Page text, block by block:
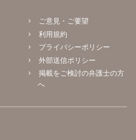
ご意見・ご要望
利用規約
プライバシーポリシー
外部送信ポリシー
掲載をご検討の弁護士の方
へ